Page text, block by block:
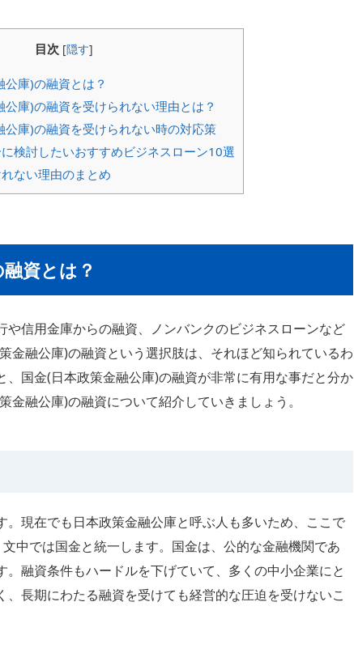
目次 [隠す]
庫)の融資とは？
公庫)の融資を受けられない理由とは？
公庫)の融資を受けられない時の対応策
検討したいおすすめビジネスローン10選
ない理由のまとめ
資とは？
や信用金庫からの融資、ノンバンクのビジネスローンなど
金融公庫)の融資という選択肢は、それほど知られているわ
国金(日本政策金融公庫)の融資が非常に有用な事だと分か
金融公庫)の融資について紹介していきましょう。
。現在でも日本政策金融公庫と呼ぶ人も多いため、ここで
中では国金と統一します。国金は、公的な金融機関であ
。融資条件もハードルを下げていて、多くの中小企業にと
長期にわたる融資を受けても経営的な圧迫を受けないこ